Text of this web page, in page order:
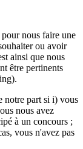
nous faire une
ou avoir
ainsi que nous
être pertinents
notre part si i) vous
nous avez
à un concours ;
vous n'avez pas